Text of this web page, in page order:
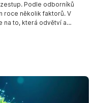
Podle odborníků
roce několik faktorů. V
na to, která odvětví a
následovat
co mají